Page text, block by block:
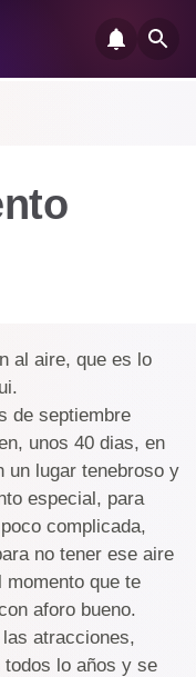
al aire, que es lo
de septiembre
unos 40 dias, en
un lugar tenebroso y
especial, para
complicada,
no tener ese aire
momento que te
aforo bueno.
atracciones,
lo años y se